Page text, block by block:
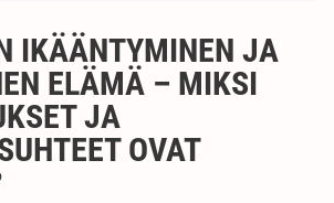
IKÄÄNTYMINEN JA
ELÄMÄ – MIKSI
JA
OVAT